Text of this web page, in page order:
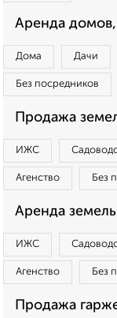
Аренда домов,
Дома Дачи
Без посредников
Продажа
ИЖС
Агенство Без
Аренда
ИЖС
Агенство Без
Продажа